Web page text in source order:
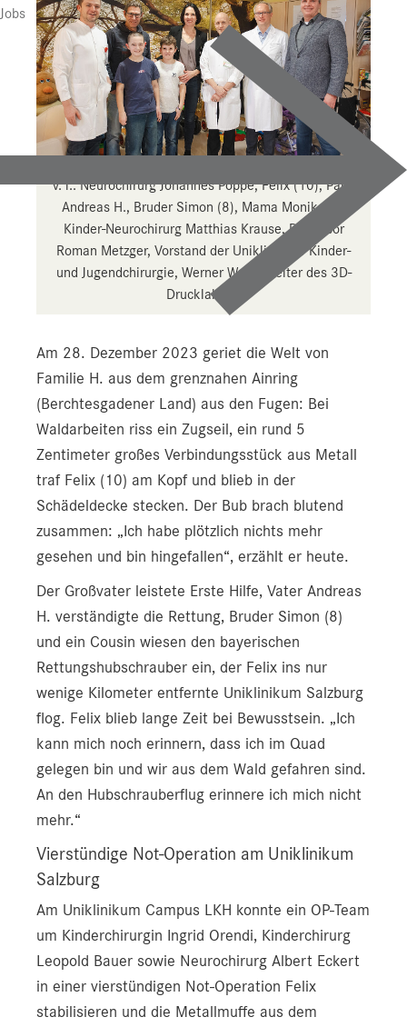
Jobs
v. l.: Neurochirurg Johannes Pöppe, Felix (10), Papa
Andreas H., Bruder Simon (8), Mama Monika H.,
Kinder-Neurochirurg Matthias Krause, Professor
Roman Metzger, Vorstand der Uniklinik für Kinder-
und Jugendchirurgie, Werner Wurm, Leiter des 3D-
Drucklabors.
Am 28. Dezember 2023 geriet die Welt von
Familie H. aus dem grenznahen Ainring
(Berchtesgadener Land) aus den Fugen: Bei
Waldarbeiten riss ein Zugseil, ein rund 5
Zentimeter großes Verbindungsstück aus Metall
traf Felix (10) am Kopf und blieb in der
Schädeldecke stecken. Der Bub brach blutend
zusammen: „Ich habe plötzlich nichts mehr
gesehen und bin hingefallen“, erzählt er heute.
Der Großvater leistete Erste Hilfe, Vater Andreas
H. verständigte die Rettung, Bruder Simon (8)
und ein Cousin wiesen den bayerischen
Rettungshubschrauber ein, der Felix ins nur
wenige Kilometer entfernte Uniklinikum Salzburg
flog. Felix blieb lange Zeit bei Bewusstsein. „Ich
kann mich noch erinnern, dass ich im Quad
gelegen bin und wir aus dem Wald gefahren sind.
An den Hubschrauberflug erinnere ich mich nicht
mehr.“
Vierstündige Not-Operation am Uniklinikum
Salzburg
Am Uniklinikum Campus LKH konnte ein OP-Team
um Kinderchirurgin Ingrid Orendi, Kinderchirurg
Leopold Bauer sowie Neurochirurg Albert Eckert
in einer vierstündigen Not-Operation Felix
stabilisieren und die Metallmuffe aus dem